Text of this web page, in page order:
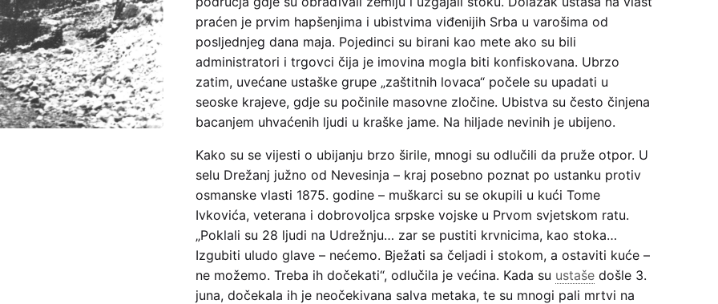
praćen je prvim hapšenjima i ubistvima viđenijih Srba u varošima od
posljednjeg dana maja. Pojedinci su birani kao mete ako su bili
administratori i trgovci čija je imovina mogla biti konfiskovana. Ubrzo
zatim, uvećane ustaške grupe „zaštitnih lovaca“ počele su upadati u
seoske krajeve, gdje su počinile masovne zločine. Ubistva su često činjena
bacanjem uhvaćenih ljudi u kraške jame. Na hiljade nevinih je ubijeno.
Kako su se vijesti o ubijanju brzo širile, mnogi su odlučili da pruže otpor. U
selu Drežanj južno od Nevesinja – kraj posebno poznat po ustanku protiv
osmanske vlasti 1875. godine – muškarci su se okupili u kući Tome
Ivkovića, veterana i dobrovoljca srpske vojske u Prvom svjetskom ratu.
„Poklali su 28 ljudi na Udrežnju… zar se pustiti krvnicima, kao stoka…
Izgubiti uludo glave – nećemo. Bježati sa čeljadi i stokom, a ostaviti kuće –
ne možemo. Treba ih dočekati“, odlučila je većina. Kada su ustaše došle 3.
juna, dočekala ih je neočekivana salva metaka, te su mnogi pali mrtvi na